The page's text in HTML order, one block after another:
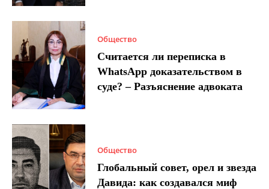
Общество
Считается ли переписка в
WhatsApp доказательством в
суде? – Разъяснение адвоката
Общество
Глобальный совет, орел и звезда
Давида: как создавался миф